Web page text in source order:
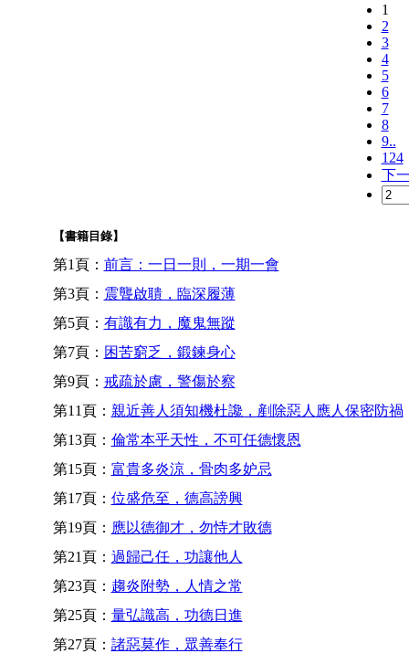
1
2
3
4
5
6
7
8
9..
124
下
【書籍目錄】
第1頁： 前言：一日一則，一期一會
第3頁： 震聾啟聵，臨深履薄
第5頁： 有識有力，魔鬼無蹤
第7頁： 困苦窮乏，鍛鍊身心
第9頁： 戒疏於慮，警傷於察
第11頁： 親近善人須知機杜讒，剷除惡人應人保密防禍
第13頁： 倫常本乎天性，不可任德懷恩
第15頁： 富貴多炎涼，骨肉多妒忌
第17頁： 位盛危至，德高謗興
第19頁： 應以德御才，勿恃才敗德
第21頁： 過歸己任，功讓他人
第23頁： 趨炎附勢，人情之常
第25頁： 量弘識高，功德日進
第27頁： 諸惡莫作，眾善奉行